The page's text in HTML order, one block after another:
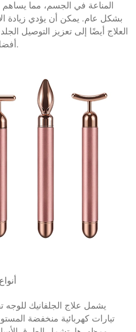
المناعة في الجسم، مما
بشكل عام. يمكن أن يؤدي زيادة
العلاج أيضًا إلى تعزيز التوصيل
أفضل وامتصاص للمغذيات.
يشمل علاج الجلفانيك للوجه
تيارات كهربائية منخفضة